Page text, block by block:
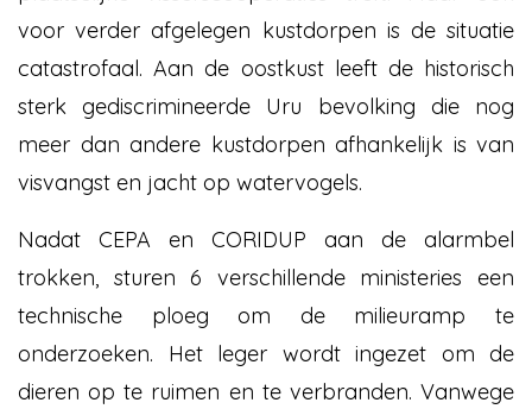
voor verder afgelegen kustdorpen is de situatie
catastrofaal. Aan de oostkust leeft de historisch
sterk gediscrimineerde Uru bevolking die nog
meer dan andere kustdorpen afhankelijk is van
visvangst en jacht op watervogels.
Nadat CEPA en CORIDUP aan de alarmbel
trokken, sturen 6 verschillende ministeries een
technische ploeg om de milieuramp te
onderzoeken. Het leger wordt ingezet om de
dieren op te ruimen en te verbranden. Vanwege